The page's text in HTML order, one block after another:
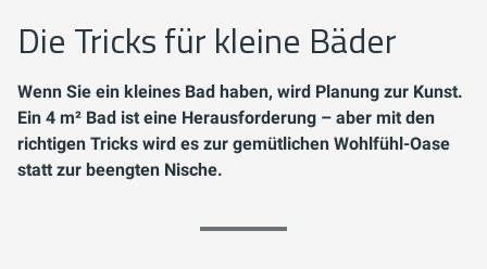
Die Tricks für kleine Bäder
Wenn Sie ein kleines Bad haben, wird Planung zur Kunst.
Ein 4 m² Bad ist eine Herausforderung – aber mit den
richtigen Tricks wird es zur gemütlichen Wohlfühl-Oase
statt zur beengten Nische.